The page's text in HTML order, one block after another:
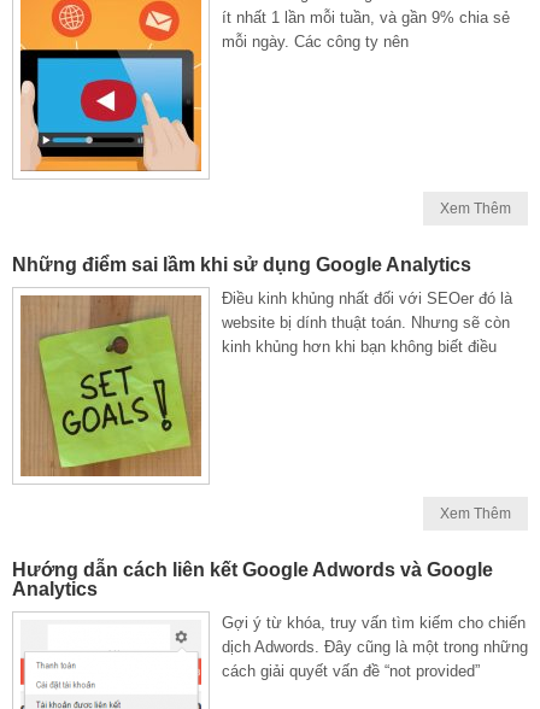
ít nhất 1 lần mỗi tuần, và gần 9% chia sẻ
mỗi ngày. Các công ty nên
Xem Thêm
Những điểm sai lầm khi sử dụng Google Analytics
Điều kinh khủng nhất đối với SEOer đó là
website bị dính thuật toán. Nhưng sẽ còn
kinh khủng hơn khi bạn không biết điều
Xem Thêm
Hướng dẫn cách liên kết Google Adwords và Google
Analytics
Gợi ý từ khóa, truy vấn tìm kiếm cho chiến
dịch Adwords. Đây cũng là một trong những
cách giải quyết vấn đề “not provided”